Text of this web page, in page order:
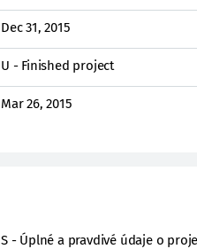
Dec 31, 2015
U - Finished project
Mar 26, 2015
S - Úplné a pravdivé údaje o